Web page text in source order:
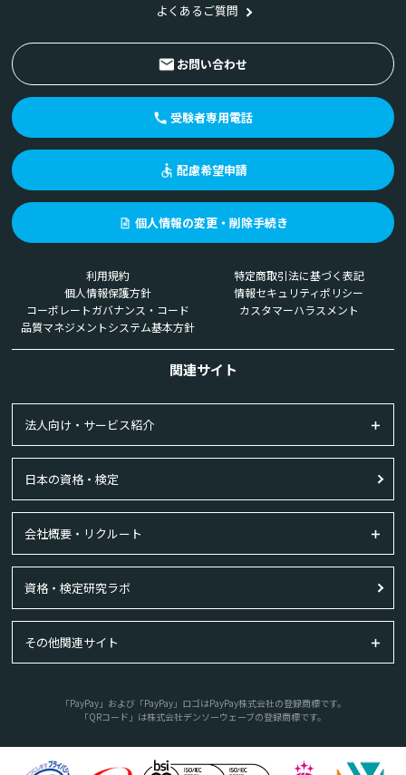
よくあるご質問
お問い合わせ
受験者専用電話
配慮希望申請
個人情報の変更・削除手続き
利用規約
特定商取引法に基づく表記
個人情報保護方針
情報セキュリティポリシー
コーポレートガバナンス・コード
カスタマーハラスメント
品質マネジメントシステム基本方針
関連サイト
法人向け・サービス紹介
日本の資格・検定
会社概要・リクルート
資格・検定研究ラボ
その他関連サイト
「PayPay」および「PayPay」ロゴはPayPay株式会社の登録商標です。
「QRコード」は株式会社デンソーウェーブの登録商標です。